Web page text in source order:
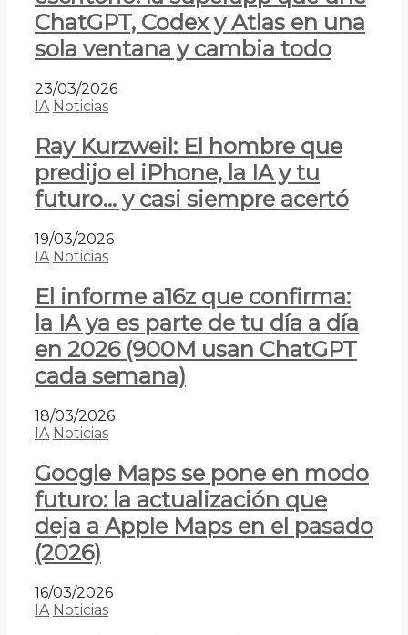
ChatGPT, Codex y Atlas en una
sola ventana y cambia todo
23/03/2026
IA Noticias
Ray Kurzweil: El hombre que
predijo el iPhone, la IA y tu
futuro… y casi siempre acertó
19/03/2026
IA Noticias
El informe a16z que confirma:
la IA ya es parte de tu día a día
en 2026 (900M usan ChatGPT
cada semana)
18/03/2026
IA Noticias
Google Maps se pone en modo
futuro: la actualización que
deja a Apple Maps en el pasado
(2026)
16/03/2026
IA Noticias